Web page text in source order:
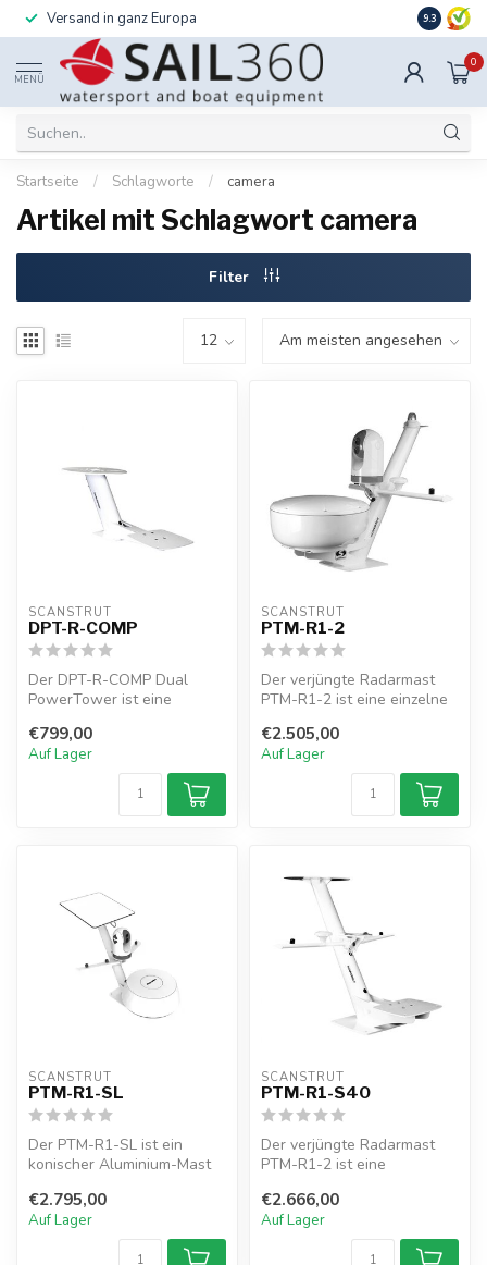
Versand in ganz Europa 9.3
MENÜ
0
Startseite / Schlagworte / camera
Artikel mit Schlagwort camera
Filter
SCANSTRUT
DPT-R-COMP
Der DPT-R-COMP Dual
PowerTower ist eine
Radar mit S...
€799,00
Auf Lager
SCANSTRUT
PTM-R1-2
Der verjüngte Radarmast
PTM-R1-2 ist eine einzelne
Fur...
€2.505,00
Auf Lager
SCANSTRUT
PTM-R1-SL
Der PTM-R1-SL ist ein
konischer Aluminium-Mast
Bietet Al...
€2.795,00
Auf Lager
SCANSTRUT
PTM-R1-S40
Der verjüngte Radarmast
PTM-R1-2 ist eine
Radar, Satel...
€2.666,00
Auf Lager